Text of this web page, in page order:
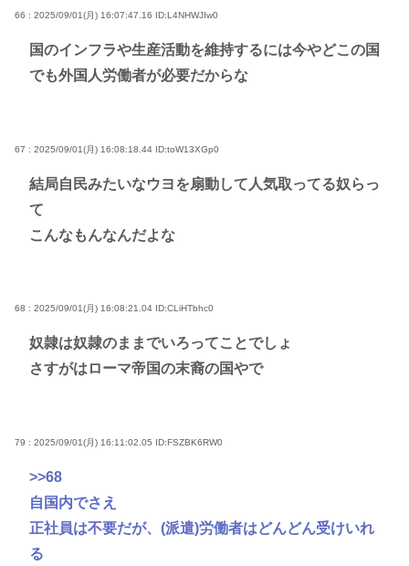
66 : 2025/09/01(月) 16:07:47.16 ID:L4NHWJIw0
国のインフラや生産活動を維持するには今やどこの国
でも外国人労働者が必要だからな
67 : 2025/09/01(月) 16:08:18.44 ID:toW13XGp0
結局自民みたいなウヨを扇動して人気取ってる奴らっ
て
こんなもんなんだよな
68 : 2025/09/01(月) 16:08:21.04 ID:CLiHTbhc0
奴隷は奴隷のままでいろってことでしょ
さすがはローマ帝国の末裔の国やで
79 : 2025/09/01(月) 16:11:02.05 ID:FSZBK6RW0
>>68
自国内でさえ
正社員は不要だが、(派遣)労働者はどんどん受けいれ
る